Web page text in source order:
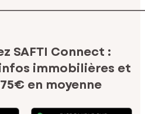
SAFTI Connect :
immobilières et
en moyenne